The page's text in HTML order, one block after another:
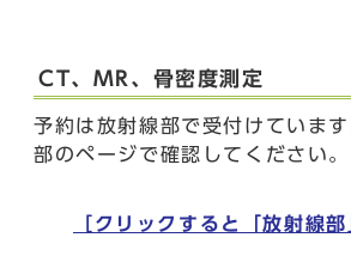
CT、MR、骨密度測定
予約は放射線部で受付けていま
部のページで確認してください。
［クリックすると「放射線